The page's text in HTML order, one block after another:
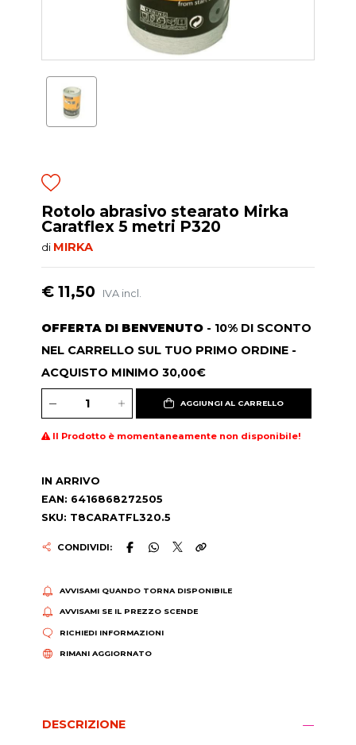
Rotolo abrasivo stearato Mirka
Caratflex 5 metri P320
di MIRKA
€ 11,50 IVA incl.
OFFERTA DI BENVENUTO - 10% DI SCONTO
NEL CARRELLO SUL TUO PRIMO ORDINE -
ACQUISTO MINIMO 30,00€
AGGIUNGI AL CARRELLO
Il Prodotto è momentaneamente non disponibile!
IN ARRIVO
EAN: 6416868272505
SKU: T8CARATFL320.5
CONDIVIDI:
AVVISAMI QUANDO TORNA DISPONIBILE
AVVISAMI SE IL PREZZO SCENDE
RICHIEDI INFORMAZIONI
RIMANI AGGIORNATO
DESCRIZIONE